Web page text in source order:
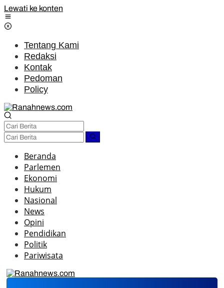
Lewati ke konten
Tentang Kami
Redaksi
Kontak
Pedoman
Policy
Beranda
Parlemen
Ekonomi
Hukum
Nasional
News
Opini
Pendidikan
Politik
Pariwisata